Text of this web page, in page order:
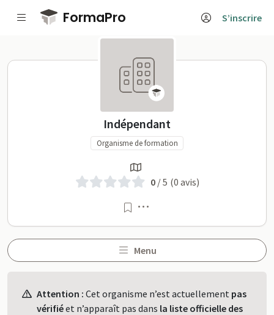
Passer au contenu principal
FormaPro S’inscrire
Indépendant sur
Indépendant
Organisme de formation
0/ 5 (0 avis)
Menu
Attention : Cet organisme n’est actuellement pas
vérifiéet n’apparaît pas dans la liste officielle des